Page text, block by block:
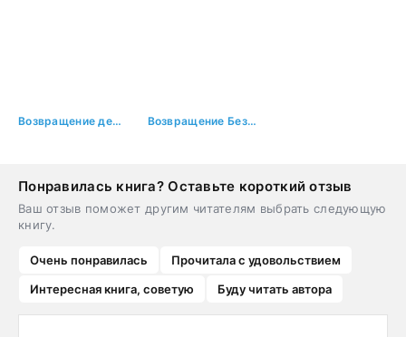
Возвращение демонического мастера. Книга 9 Возвращение Безумного Бога 13
Понравилась книга? Оставьте короткий отзыв
Ваш отзыв поможет другим читателям выбрать следующую
книгу.
Очень понравилась
Прочитала с удовольствием
Интересная книга, советую
Буду читать автора